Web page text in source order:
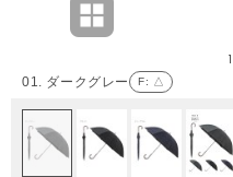
01. ダークグレー F: △
1